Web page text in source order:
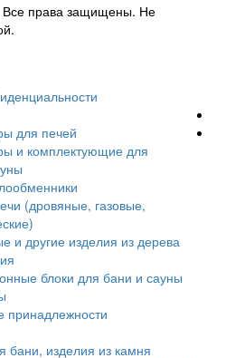
права защищены. Не
для печей
и комплектующие для
(дровяные, газовые,
и другие изделия из дерева
блоки для бани и сауны
принадлежности
бани, изделия из камня